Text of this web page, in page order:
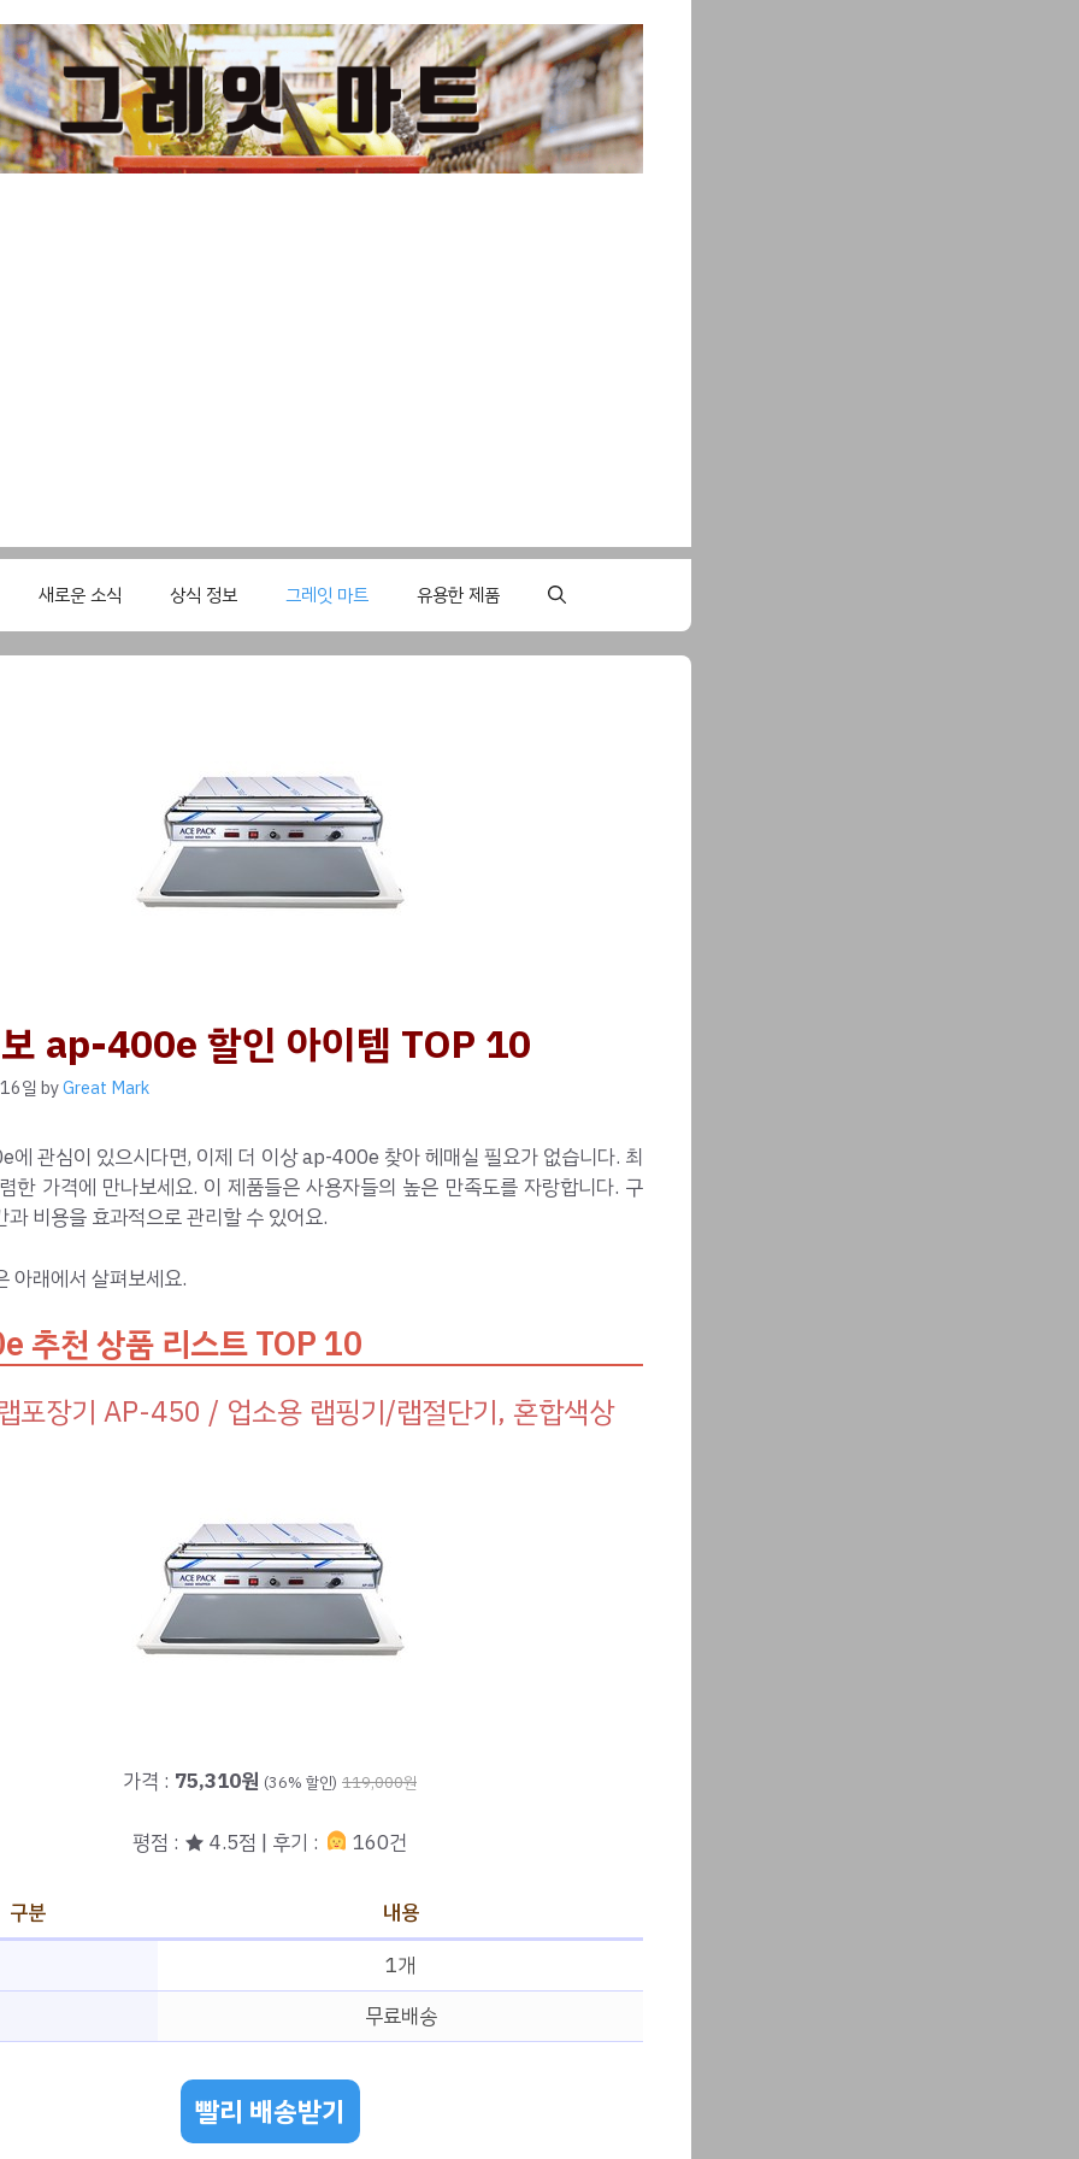
새로운 소식 상식 정보 그레잇 마트 유용한 제품
ap-400e 할인 아이템 TOP 10
일 byGreat Mark
에 관심이 있으시다면, 이제 더 이상 ap-400e 찾아 헤매실 필요가 없습니다. 최
한 가격에 만나보세요. 이 제품들은 사용자들의 높은 만족도를 자랑합니다. 구
과 비용을 효과적으로 관리할 수 있어요.
아래에서 살펴보세요.
추천 상품 리스트 TOP 10
포장기 AP-450 / 업소용 랩핑기/랩절단기, 혼합색상
가격 : 75,310원 (36% 할인) 119,000원
평점 : ★ 4.5점 | 후기 : 160건
구분
내용
1개
무료배송
빨리 배송받기